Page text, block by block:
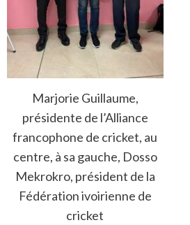
Marjorie Guillaume,
présidente de l’Alliance
francophone de cricket, au
centre, à sa gauche, Dosso
Mekrokro, président de la
Fédération ivoirienne de
cricket